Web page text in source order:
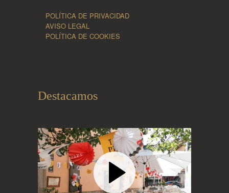
POLÍTICA DE PRIVACIDAD
AVISO LEGAL
POLÍTICA DE COOKIES
Destacamos